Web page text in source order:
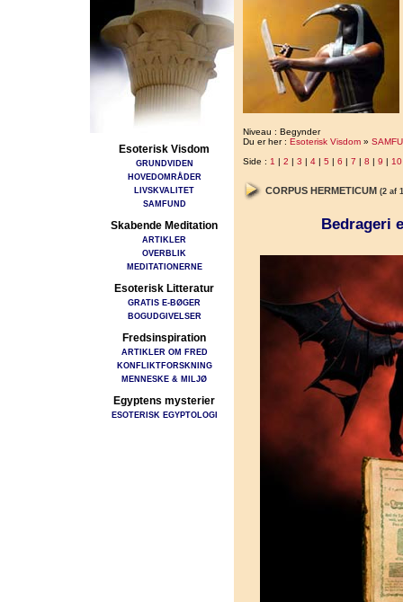
Esoterisk Visdom
GRUNDVIDEN
HOVEDOMRÅDER
LIVSKVALITET
SAMFUND
Skabende Meditation
ARTIKLER
OVERBLIK
MEDITATIONERNE
Esoterisk Litteratur
GRATIS E-BØGER
BOGUDGIVELSER
Fredsinspiration
ARTIKLER OM FRED
KONFLIKTFORSKNING
MENNESKE & MILJØ
Egyptens mysterier
ESOTERISK EGYPTOLOGI
Niveau : Begynder
Du er her : Esoterisk Visdom »
Side : 1 | 2 | 3 | 4 | 5 | 6 | 7 | 8 | 9 | 10
CORPUS HERMETICUM (2 af
Bedrageri